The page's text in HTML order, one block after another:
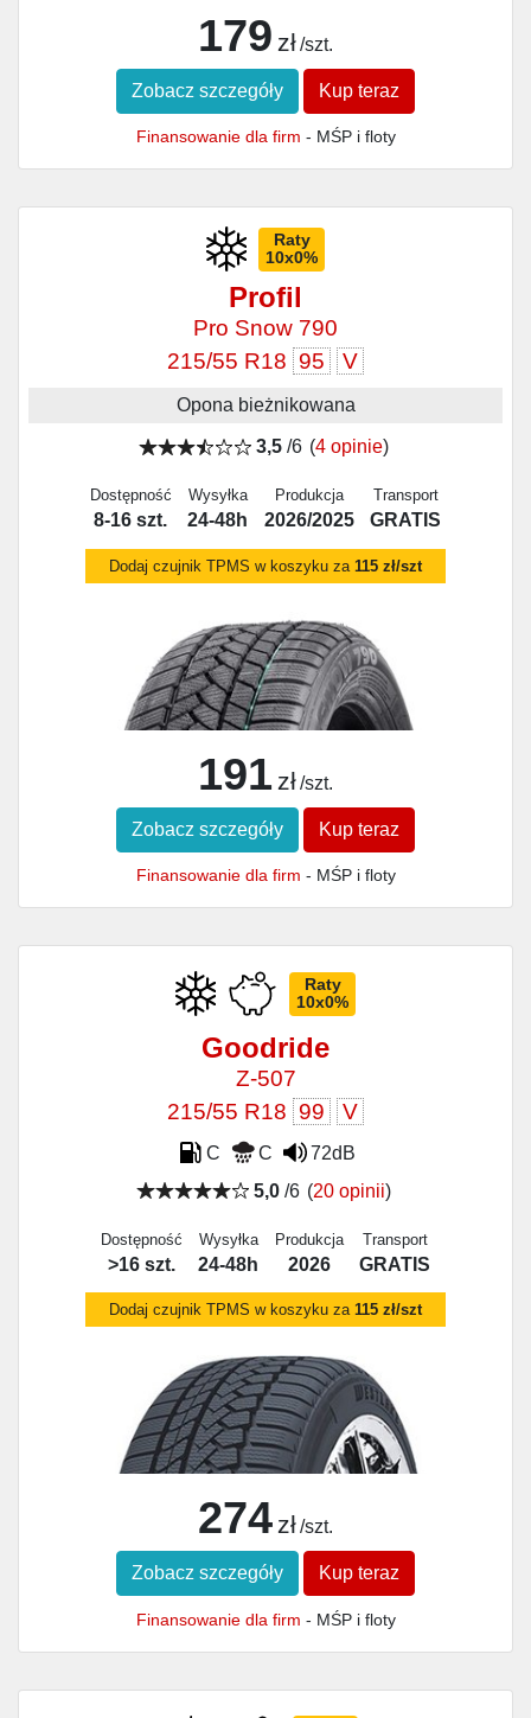
179 zł /szt.
Zobacz szczegóły Kup teraz
Finansowanie dla firm - MŚP i floty
Raty
10x0%
Profil
Pro Snow 790
215/55 R18 95 V
Opona bieżnikowana
3,5/6 (4 opinie)
Dostępność
8-16 szt.
Wysyłka
24-48h
Produkcja
2026/2025
Transport
GRATIS
Dodaj czujnik TPMS w koszyku za 115 zł/szt
191 zł /szt.
Zobacz szczegóły Kup teraz
Finansowanie dla firm - MŚP i floty
Raty
10x0%
Goodride
Z-507
215/55 R18 99 V
C C
72dB
5,0/6 (20 opinii)
Dostępność
>16 szt.
Wysyłka
24-48h
Produkcja
2026
Transport
GRATIS
Dodaj czujnik TPMS w koszyku za 115 zł/szt
274 zł /szt.
Zobacz szczegóły Kup teraz
Finansowanie dla firm - MŚP i floty